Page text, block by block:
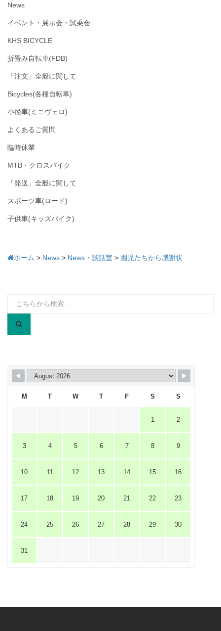
News
イベント・展示会・試乗会
KHS BICYCLE
折畳み自転車(FDB)
「注文」全般に関して
Bicycles(各種自転車)
小径車(ミニヴェロ)
よくあるご質問
臨時休業
MTB・クロスバイク
「発送」全般に関して
スポーツ車(ロード)
子供車(キッズバイク)
ホーム > News > News・談話室 > 園児たちから感謝状
M T W T F S S
1 2
3 4 5 6 7 8 9
10 11 12 13 14 15 16
17 18 19 20 21 22 23
24 25 26 27 28 29 30
31